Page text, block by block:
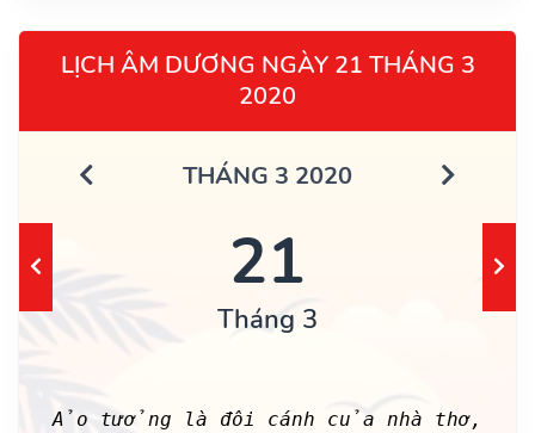
LỊCH ÂM DƯƠNG NGÀY 21 THÁNG 3
2020
THÁNG 3 2020
21
Tháng 3
Ảo tưởng là đôi cánh của nhà thơ,